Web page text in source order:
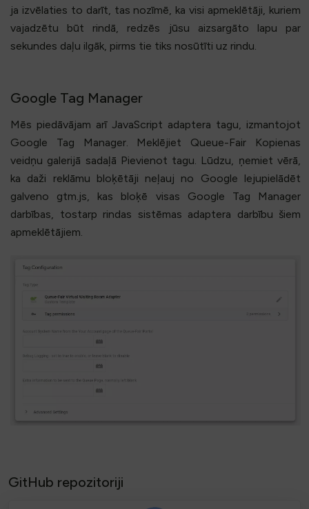
ja izvēlaties to darīt, tas nozīmē, ka visi apmeklētāji, kuriem
vajadzētu būt rindā, redzēs jūsu aizsargāto lapu par
sekundes daļu ilgāk, pirms tie tiks nosūtīti uz rindu.
Google Tag Manager
Mēs piedāvājam arī JavaScript adaptera tagu, izmantojot
Google Tag Manager. Meklējiet Queue-Fair Kopienas
veidņu galerijā sadaļā Pievienot tagu. Lūdzu, ņemiet vērā,
ka daži reklāmu bloķētāji neļauj no Google lejupielādēt
galveno gtm.js, kas bloķē visas Google Tag Manager
darbības, tostarp rindas sistēmas adaptera darbību šiem
apmeklētājiem.
GitHub repozitoriji